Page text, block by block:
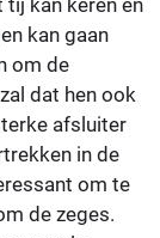
kan gaan
om de
dat hen ook
afsluiter
in de
om te
de zeges.